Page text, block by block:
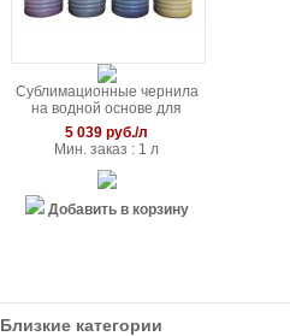
Сублимационные чернила
на водной основе для
принтеров Epson, Roland,
Mimaki, Mutoh (1л, Италия)
5 039 руб./л
Мин. заказ : 1 л
Добавить в корзину
Близкие категории